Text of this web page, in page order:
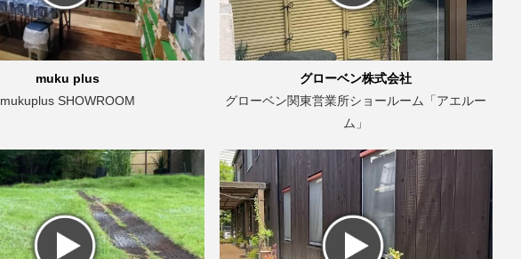
muku plus
mukuplus SHOWROOM
グローベン株式会社
グローベン関東営業所ショールーム「アエルー
ム」